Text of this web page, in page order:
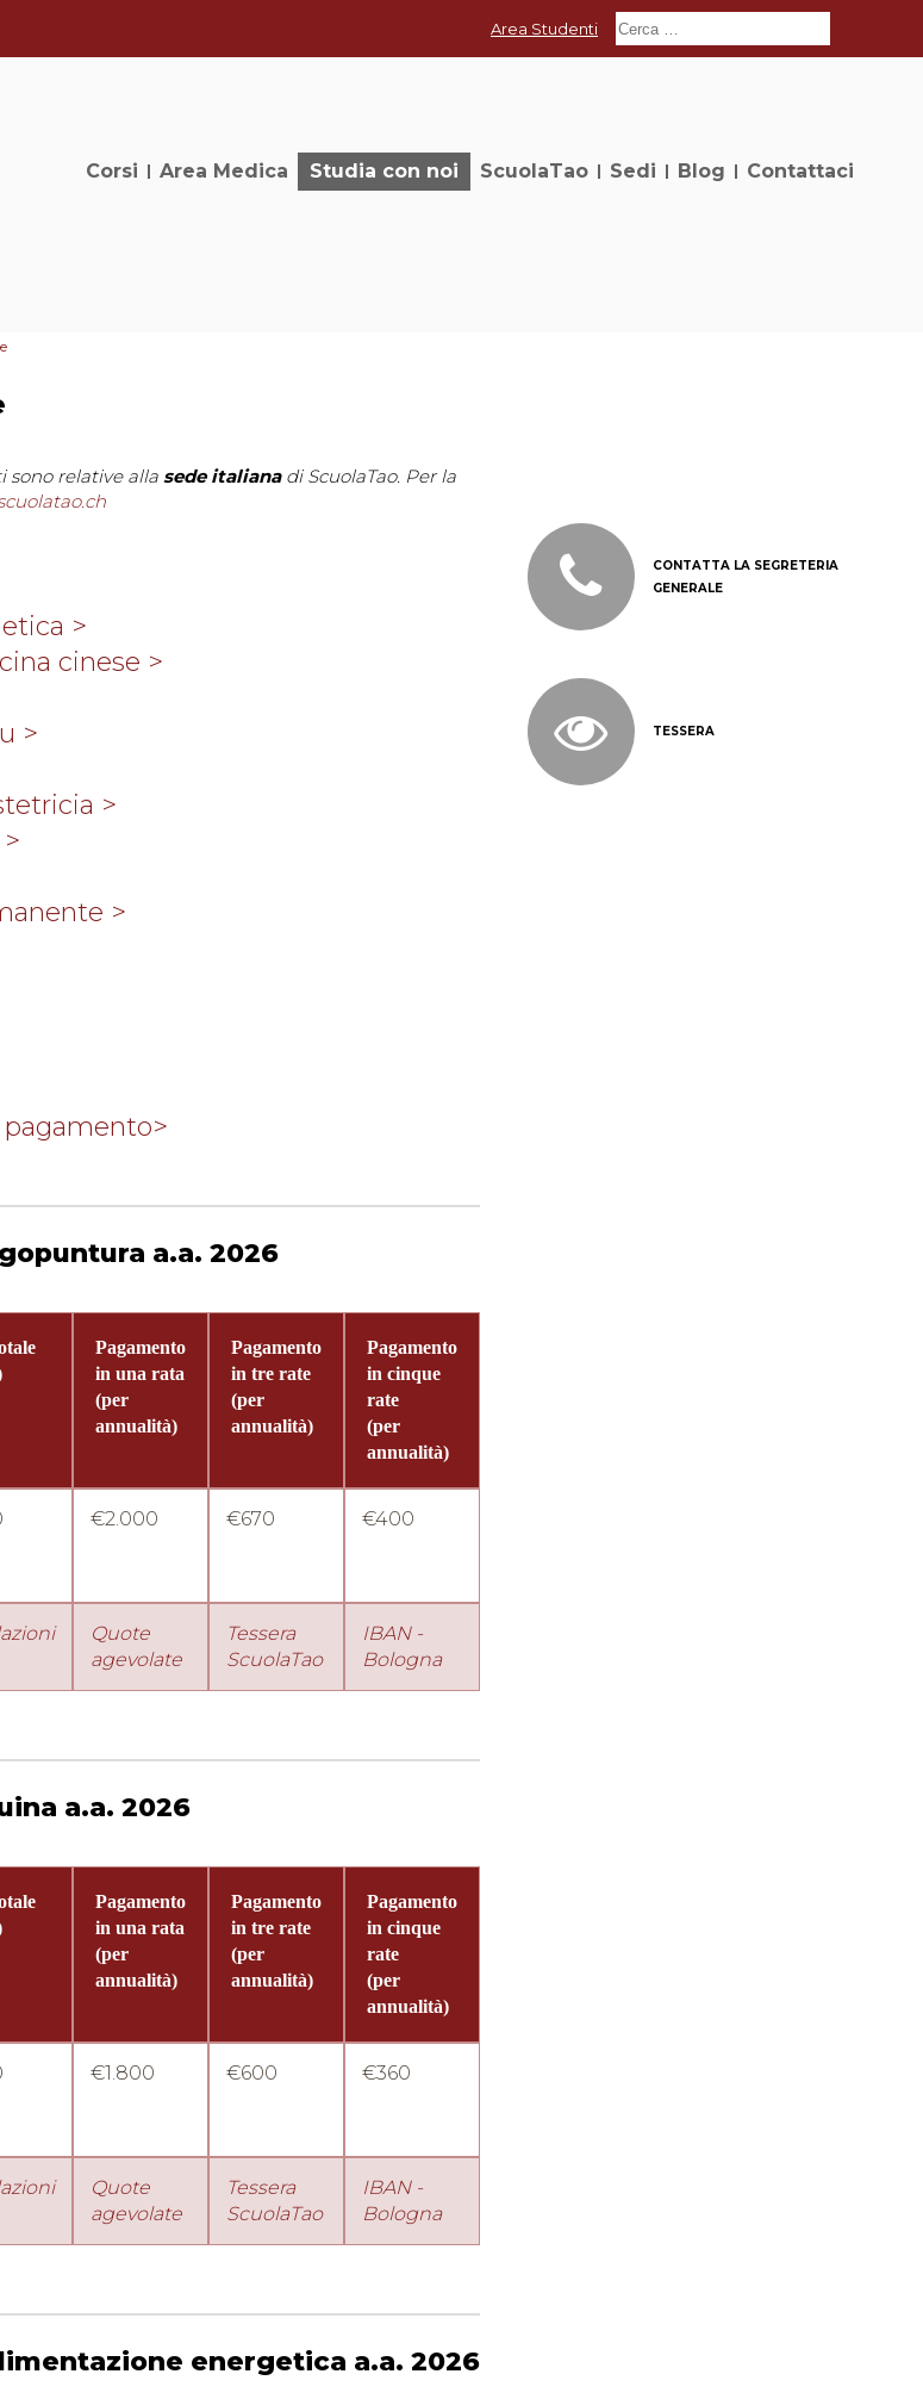
Area Studenti
Corsi Area Medica Studia con noi ScuolaTao Sedi Blog Contattaci
sono relative alla sede italianadi ScuolaTao. Per la
>
cinese >
>
>
>
>
a.a. 2026
Pagamento
in una rata
(per
annualità)
Pagamento
in tre rate
(per
annualità)
Pagamento
in cinque
rate
(per
annualità)
€2.000 €670 €400
Quote
agevolate
Tessera
ScuolaTao
IBAN -
Bologna
a.a. 2026
Pagamento
in una rata
(per
annualità)
Pagamento
in tre rate
(per
annualità)
Pagamento
in cinque
rate
(per
annualità)
€1.800 €600 €360
Quote
agevolate
Tessera
ScuolaTao
IBAN -
Bologna
energetica a.a. 2026
CONTATTA LA SEGRETERIA
GENERALE
TESSERA